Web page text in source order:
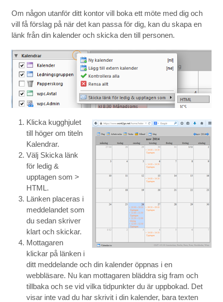
Om någon utanför ditt kontor vill boka ett möte med dig och
vill få förslag på när det kan passa för dig, kan du skapa en
länk från din kalender och skicka den till personen.
Klicka kugghjulet
till höger om titeln
Kalendrar.
Välj Skicka länk
för ledig &
upptagen som >
HTML.
Länken placeras i
meddelandet som
du sedan skriver
klart och skickar.
Mottagaren
klickar på länken i
ditt meddelande och din kalender öppnas i en
webbläsare. Nu kan mottagaren bläddra sig fram och
tillbaka och se vid vilka tidpunkter du är uppbokad. Det
visar inte vad du har skrivit i din kalender, bara texten